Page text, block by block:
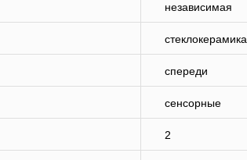
независимая
стеклокерамика
спереди
сенсорные
2